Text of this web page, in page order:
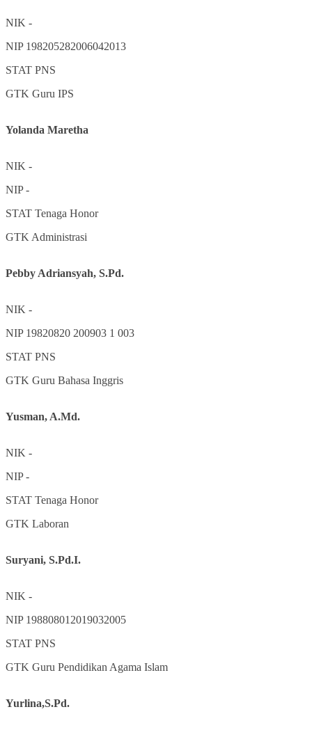
NIK -
NIP 198205282006042013
STAT PNS
GTK Guru IPS
Yolanda Maretha
NIK -
NIP-
STAT Tenaga Honor
GTK Administrasi
Pebby Adriansyah, S.Pd.
NIK -
NIP 19820820 200903 1 003
STAT PNS
GTK Guru Bahasa Inggris
Yusman, A.Md.
NIK -
NIP-
STAT Tenaga Honor
GTK Laboran
Suryani, S.Pd.I.
NIK -
NIP 198808012019032005
STAT PNS
GTK Guru Pendidikan Agama Islam
Yurlina,S.Pd.